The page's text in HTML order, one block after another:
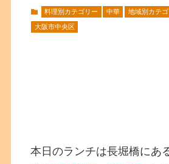
料理別カテゴリー 中華 地域別カテ
大阪市中央区
本日のランチは長堀橋にあ